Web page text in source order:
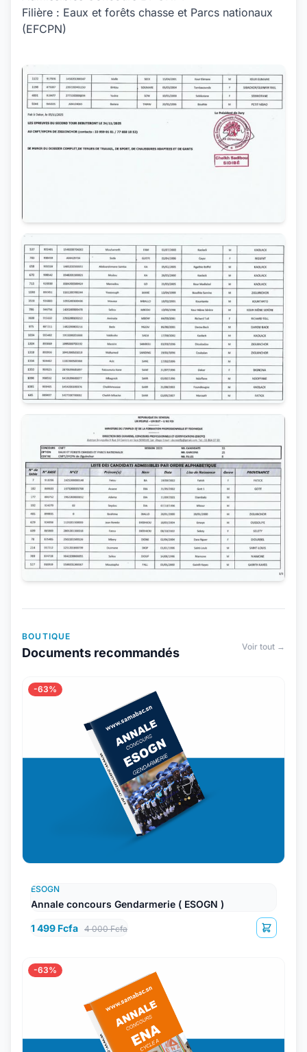
Filière : Eaux et forêts chasse et Parcs nationaux
(EFCPN)
BOUTIQUE
Documents recommandés Voir tout →
-63%
ESOGN
Annale concours Gendarmerie ( ESOGN )
1 499 Fcfa 4 000 Fcfa
-63%